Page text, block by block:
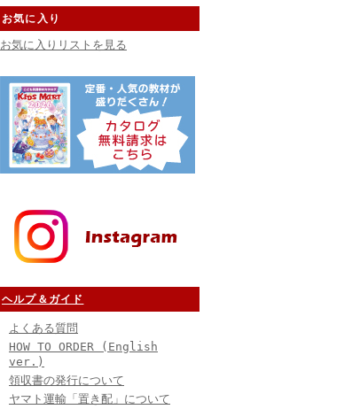
お気に入り
お気に入りリストを見る
ヘルプ＆ガイド
よくある質問
HOW TO ORDER (English
ver.)
領収書の発行について
ヤマト運輸「置き配」について